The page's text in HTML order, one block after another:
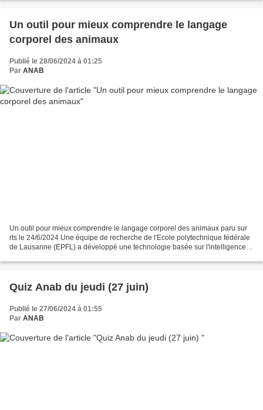
Un outil pour mieux comprendre le langage
corporel des animaux
Publié le 28/06/2024 à 01:25
Par ANAB
Un outil pour mieux comprendre le langage corporel des animaux paru sur
rts le 24/6/2024 Une équipe de recherche de l'Ecole polytechnique fédérale
de Lausanne (EPFL) a développé une technologie basée sur l'intelligence
Quiz Anab du jeudi (27 juin)
Publié le 27/06/2024 à 01:55
Par ANAB